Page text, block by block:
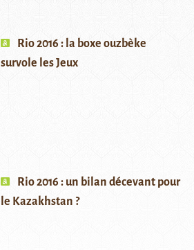
Rio 2016 : la boxe ouzbèke
survole les Jeux
Rio 2016 : un bilan décevant pour
le Kazakhstan ?